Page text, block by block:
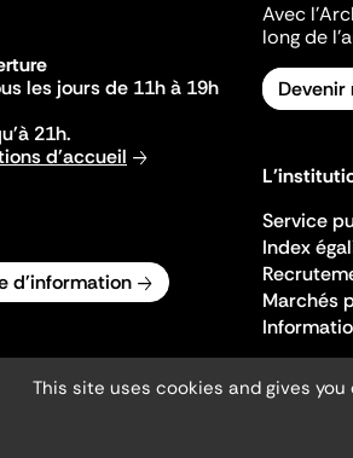
les jours de 11h à 19h
21h.
d'accueil
d'information
Avec
long de
Service
Index
Marchés
This site uses cookies and gives